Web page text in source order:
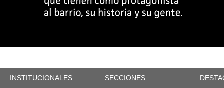
INSTITUCIONALES SECCIONES